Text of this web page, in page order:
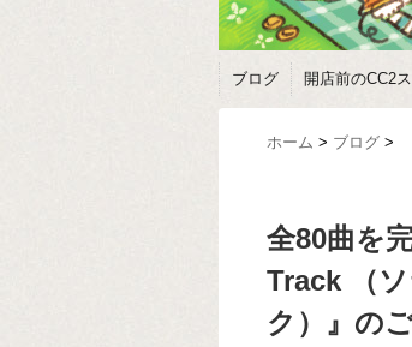
ブログ 開店前のCC2
ホーム > ブログ >
全80曲を
Track （
ク）』の